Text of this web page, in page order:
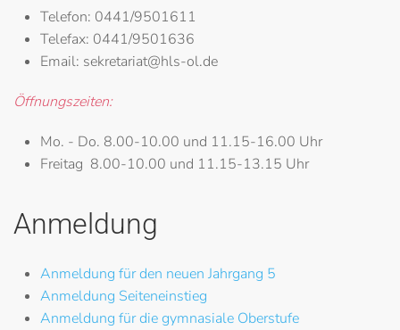
Telefon: 0441/9501611
Telefax: 0441/9501636
Email: sekretariat@hls-ol.de
Öffnungszeiten:
Mo. - Do. 8.00-10.00 und 11.15-16.00 Uhr
Freitag 8.00-10.00 und 11.15-13.15 Uhr
Anmeldung
Anmeldung für den neuen Jahrgang 5
Anmeldung Seiteneinstieg
Anmeldung für die gymnasiale Oberstufe